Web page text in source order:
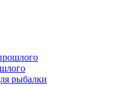
рыбалки